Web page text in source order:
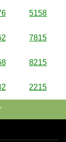
5158
7815
8215
2215